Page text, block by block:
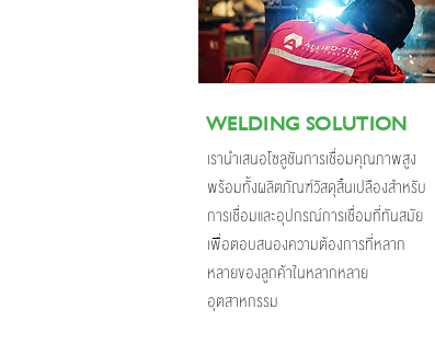
WELDING SOLUTION
เรานำเสนอโซลูชันการเชื่อมคุณภาพสูง
พร้อมทั้งผลิตภัณฑ์วัสดุสิ้นเปลืองสำหรับ
การเชื่อมและอุปกรณ์การเชื่อมที่ทันสมัย
เพื่อตอบสนองความต้องการที่หลาก
หลายของลูกค้าในหลากหลาย
อุตสาหกรรม